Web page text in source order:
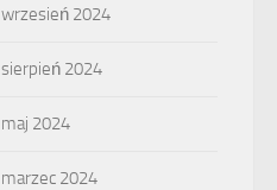
wrzesień 2024
sierpień 2024
maj 2024
marzec 2024